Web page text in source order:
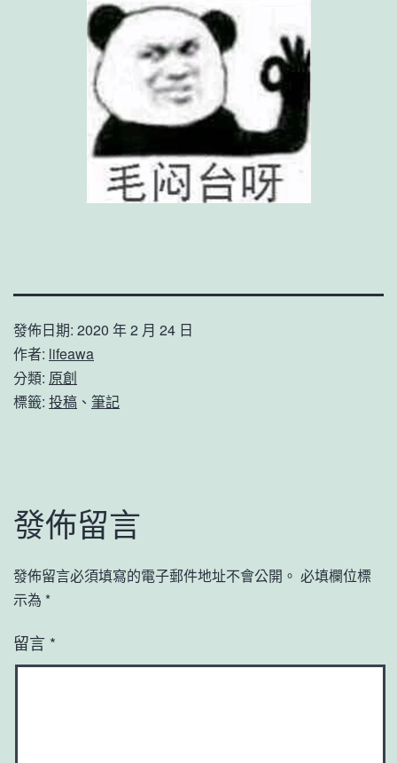
發佈日期: 2020 年 2 月 24 日
作者: lifeawa
分類: 原創
標籤: 投稿 、 筆記
發佈留言
發佈留言必須填寫的電子郵件地址不會公開。 必填欄位標
示為 *
留言 *